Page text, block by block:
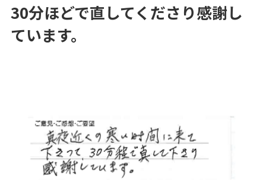
30分ほどで直してくださり感謝し
ています。